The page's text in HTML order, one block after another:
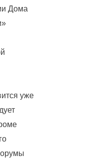
Дома
уже